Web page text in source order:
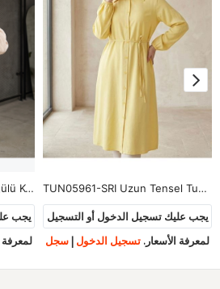
TUN05982-BEJ Roba Büzgülü Kol Lastik Tunik-Bej
يجب
لمعرفة
TUN05961-SRI Uzun Tensel Tunik-Sarı
يجب عليك تسجيل الدخول أو التسجيل
لمعرفة الأسعار. تسجيل الدخول | سجل